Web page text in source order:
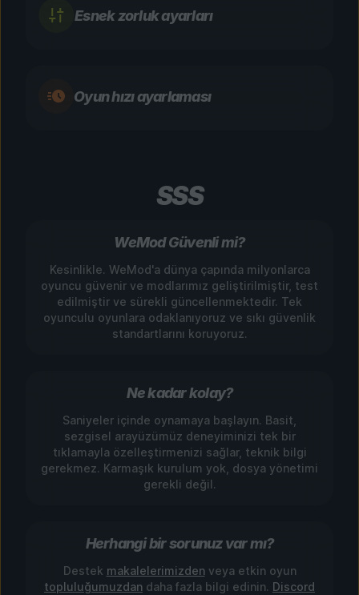
Esnek zorluk ayarları
Oyun hızı ayarlaması
SSS
WeMod Güvenli mi?
Kesinlikle. WeMod'a dünya çapında milyonlarca
oyuncu güvenir ve modlarımız geliştirilmiştir, test
edilmiştir ve sürekli güncellenmektedir. Tek
oyunculu oyunlara odaklanıyoruz ve sıkı güvenlik
standartlarını koruyoruz.
Ne kadar kolay?
Saniyeler içinde oynamaya başlayın. Basit,
sezgisel arayüzümüz deneyiminizi tek bir
tıklamayla özelleştirmenizi sağlar, teknik bilgi
gerekmez. Karmaşık kurulum yok, dosya yönetimi
gerekli değil.
Herhangi bir sorunuz var mı?
Destek makalelerimizdenveya etkin oyun
topluluğumuzdan daha fazla bilgi edinin. Discord